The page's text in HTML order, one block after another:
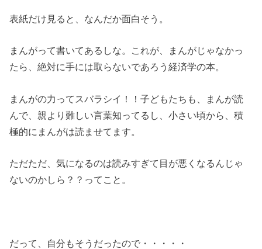
表紙だけ見ると、なんだか面白そう。
まんがって書いてあるしな。これが、まんがじゃなかっ
たら、絶対に手には取らないであろう経済学の本。
まんがの力ってスバラシイ！！子どもたちも、まんが読
んで、親より難しい言葉知ってるし、小さい頃から、積
極的にまんがは読ませてます。
ただただ、気になるのは読みすぎて目が悪くなるんじゃ
ないのかしら？？ってこと。
だって、自分もそうだったので・・・・・